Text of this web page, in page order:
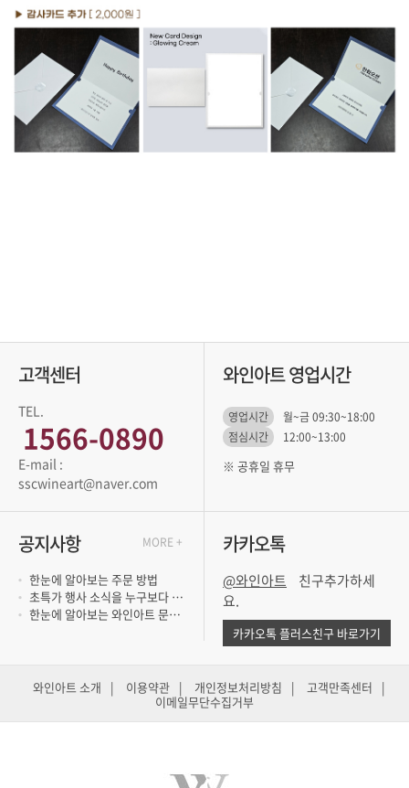
고객센터
TEL.
1566-0890
sscwineart@naver.com
와인아트 영업시간
영업시간
월~금 09:30~18:00
점심시간
12:00~13:00
※ 공휴일 휴무
공지사항
한눈에 알아보는 주문 방법
초특가 행사 소식을 누구보다 빨리 듣고 싶..
한눈에 알아보는 와인아트 문의 방법
MORE + 카카오톡
@와인아트
요.
카카오톡 플러스친구 바로가기
와인아트 소개 | 이용약관 | 개인정보처리방침 | 고객만족센터
|
이메일무단수집거부